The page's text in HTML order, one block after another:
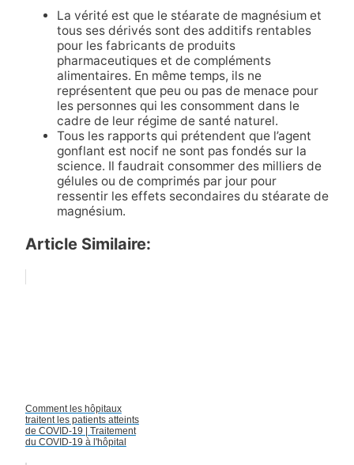
La vérité est que le stéarate de magnésium et
tous ses dérivés sont des additifs rentables
pour les fabricants de produits
pharmaceutiques et de compléments
alimentaires. En même temps, ils ne
représentent que peu ou pas de menace pour
les personnes qui les consomment dans le
cadre de leur régime de santé naturel.
Tous les rapports qui prétendent que l’agent
gonflant est nocif ne sont pas fondés sur la
science. Il faudrait consommer des milliers de
gélules ou de comprimés par jour pour
ressentir les effets secondaires du stéarate de
magnésium.
Article Similaire:
Comment les hôpitaux
traitent les patients atteints
de COVID-19 | Traitement
du COVID-19 à l'hôpital